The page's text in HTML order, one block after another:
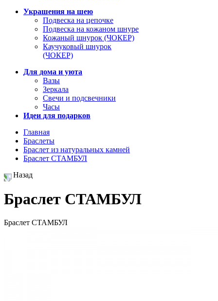
Украшения на шею
Подвеска на цепочке
Подвеска на кожаном шнуре
Кожаный шнурок (ЧОКЕР)
Каучуковый шнурок
(ЧОКЕР)
Для дома и уюта
Вазы
Зеркала
Свечи и подсвечники
Часы
Идеи для подарков
Главная
Браслеты
Браслет из натуральных камней
Браслет СТАМБУЛ
Назад
Браслет СТАМБУЛ
Браслет СТАМБУЛ